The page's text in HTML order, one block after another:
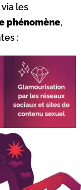
les
phénomène,
: